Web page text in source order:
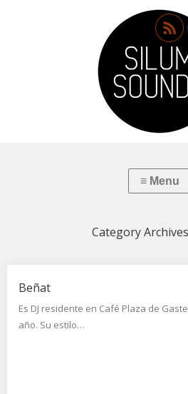
Category
Beñat
Es DJ residente en Café Plaza de
año. Su estilo…